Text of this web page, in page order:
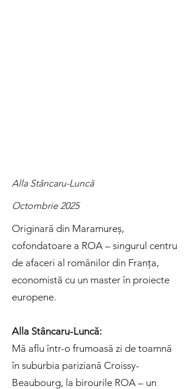
Alla Stâncaru-Luncă
Octombrie 2025
Originară din Maramureș,
cofondatoare a ROA – singurul centru
de afaceri al românilor din Franța,
economistă cu un master în proiecte
europene.
Alla Stâncaru-Luncă:
Mă aflu într-o frumoasă zi de toamnă
în suburbia pariziană Croissy-
Beaubourg, la birourile ROA – un